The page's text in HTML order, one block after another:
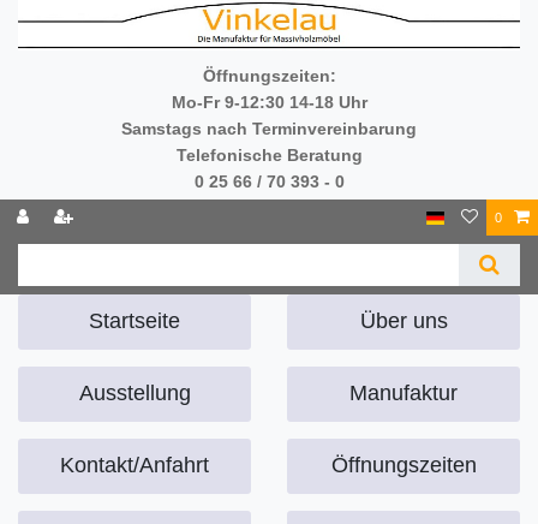
Öffnungszeiten:
Mo-Fr 9-12:30 14-18 Uhr
Samstags nach Terminvereinbarung
Telefonische Beratung
0 25 66 / 70 393 - 0
0
Startseite Über uns
Ausstellung Manufaktur
Kontakt/Anfahrt Öffnungszeiten